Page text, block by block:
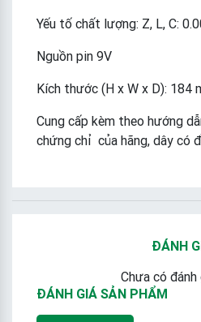
Yếu tố chất lượng: Z, L, C:
Nguồn pin 9V
Kích thước (H x W x D): 184
Cung cấp kèm theo hướng
chứng chỉ của hãng, dây có
ĐÁNH
Chưa có đánh
ĐÁNH GIÁ SẢN PHẨM